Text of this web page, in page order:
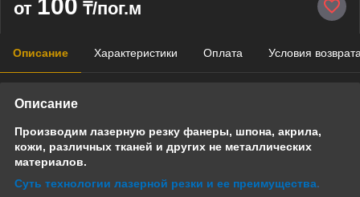
от 100 ₸/пог.м
Описание Характеристики Оплата Условия
Описание
Производим лазерную резку фанеры, шпона, акрила,
кожи, различных тканей и других не металлических
материалов.
Суть технологии лазерной резки и ее преимущества.